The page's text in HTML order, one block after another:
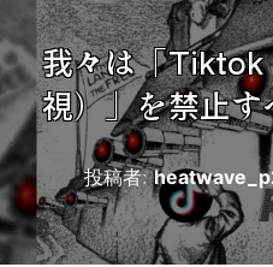
我々は「Tiktok
視）」を禁止す
投稿者: